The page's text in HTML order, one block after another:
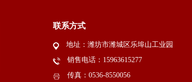
联系方式
地址：潍坊市潍城区乐埠山工业园
销售电话：15963615277
传真：0536-8550056